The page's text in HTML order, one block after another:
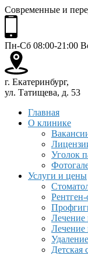
Современные и
Пн-Сб 08:00-21:00
г. Екатеринбург,
ул. Татищева, д. 53
Главная
О клинике
Уголок
Услуги и цены
Лечение
Лечение
Детская